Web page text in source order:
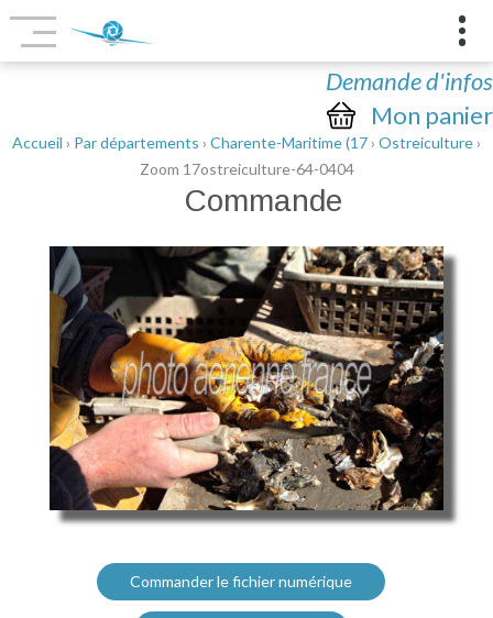
Demande d'infos
Mon panier
Accueil › Par départements › Charente-Maritime (17› Ostreiculture›
Zoom 17ostreiculture-64-0404
Commande
Commander le fichier numérique